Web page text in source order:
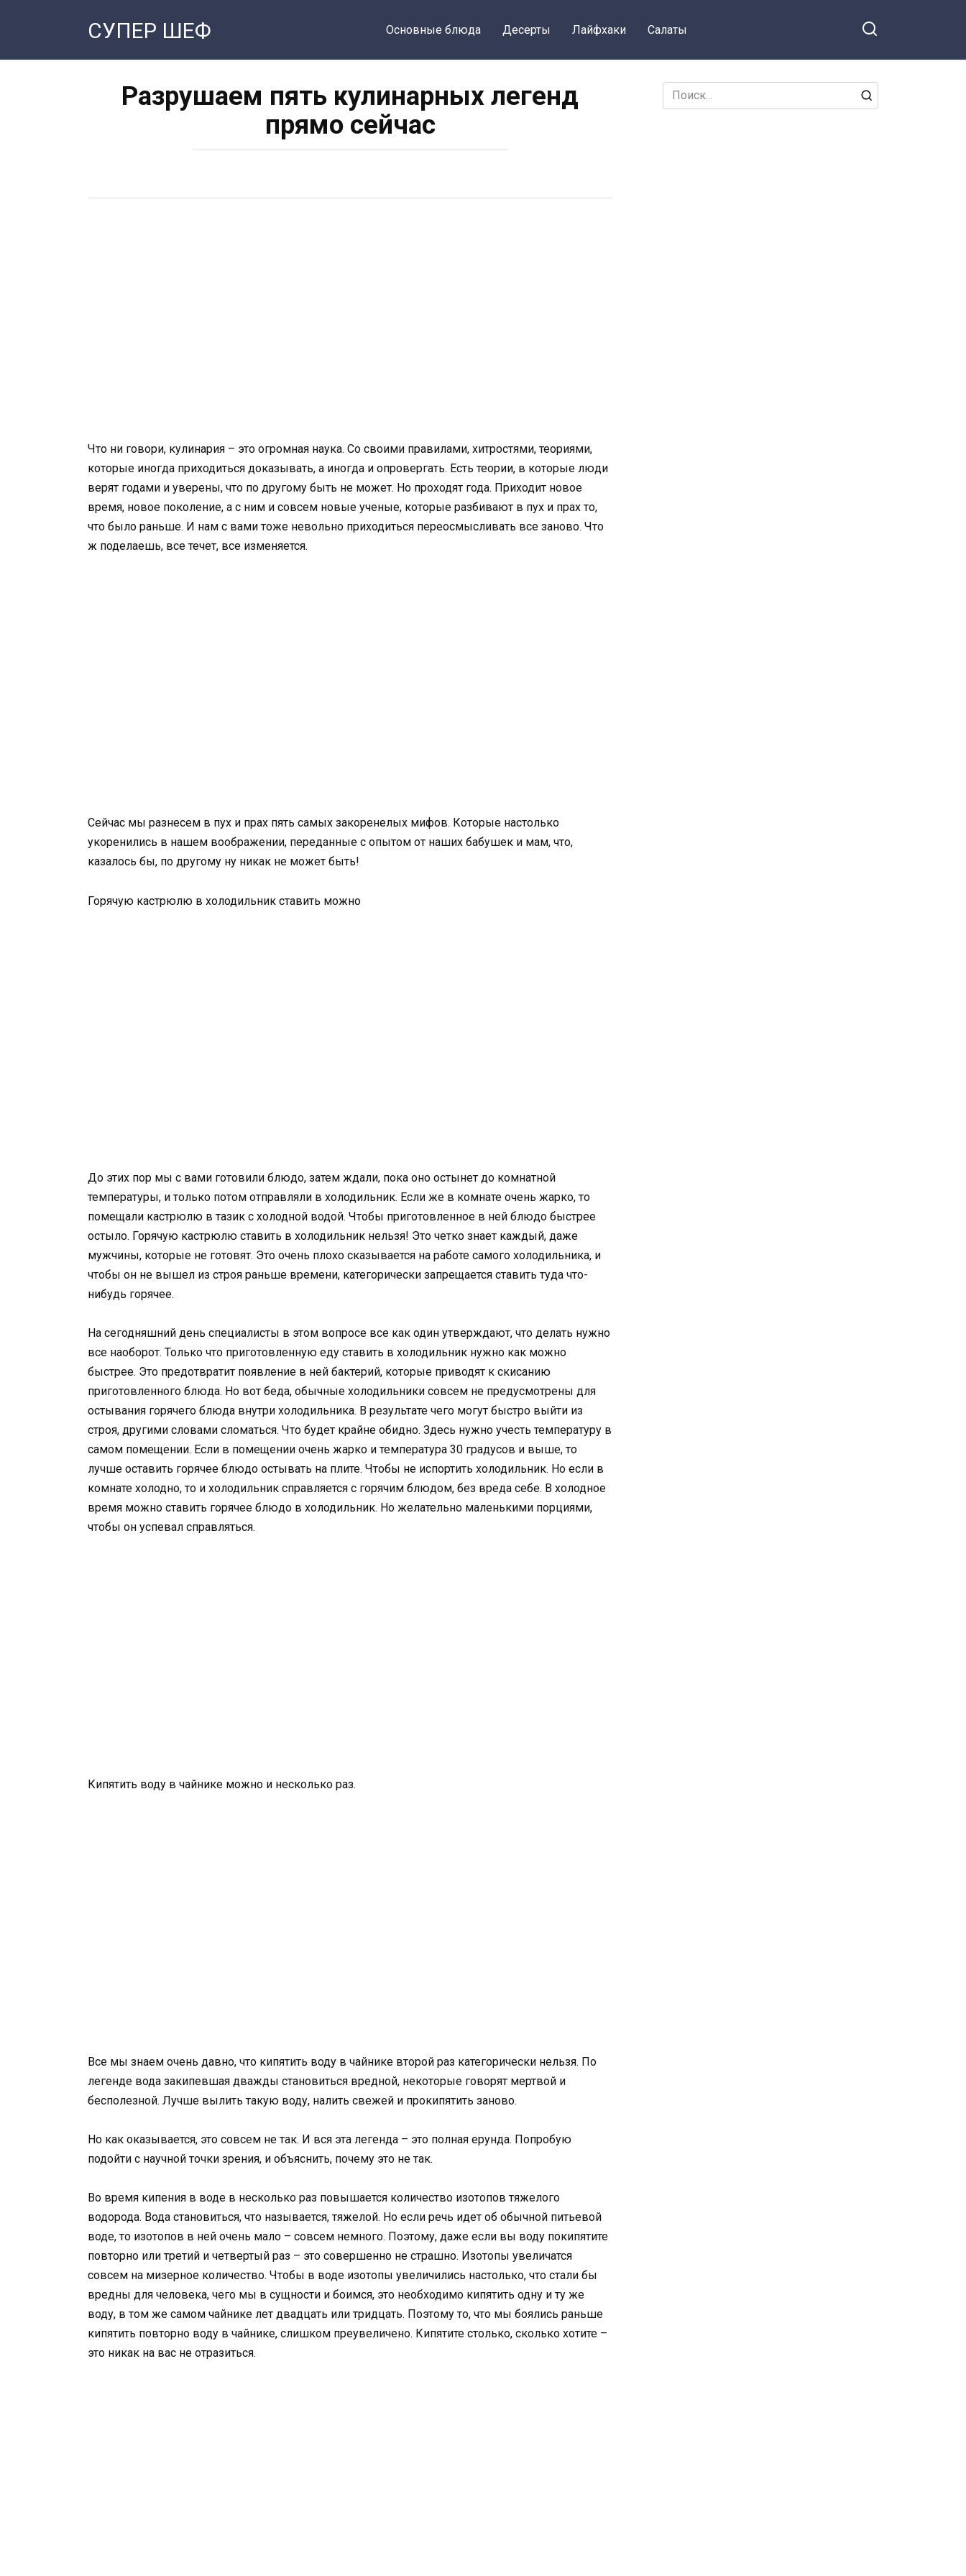
СУПЕР ШЕФ Основные блюда Десерты Лайфхаки Салаты
Разрушаем пять кулинарных легенд
прямо сейчас
Что ни говори, кулинария – это огромная наука. Со своими правилами, хитростями, теориями,
которые иногда приходиться доказывать, а иногда и опровергать. Есть теории, в которые люди
верят годами и уверены, что по другому быть не может. Но проходят года. Приходит новое
время, новое поколение, а с ним и совсем новые ученые, которые разбивают в пух и прах то,
что было раньше. И нам с вами тоже невольно приходиться переосмысливать все заново. Что
ж поделаешь, все течет, все изменяется.
Сейчас мы разнесем в пух и прах пять самых закоренелых мифов. Которые настолько
укоренились в нашем воображении, переданные с опытом от наших бабушек и мам, что,
казалось бы, по другому ну никак не может быть!
Горячую кастрюлю в холодильник ставить можно
До этих пор мы с вами готовили блюдо, затем ждали, пока оно остынет до комнатной
температуры, и только потом отправляли в холодильник. Если же в комнате очень жарко, то
помещали кастрюлю в тазик с холодной водой. Чтобы приготовленное в ней блюдо быстрее
остыло. Горячую кастрюлю ставить в холодильник нельзя! Это четко знает каждый, даже
мужчины, которые не готовят. Это очень плохо сказывается на работе самого холодильника, и
чтобы он не вышел из строя раньше времени, категорически запрещается ставить туда что-
нибудь горячее.
На сегодняшний день специалисты в этом вопросе все как один утверждают, что делать нужно
все наоборот. Только что приготовленную еду ставить в холодильник нужно как можно
быстрее. Это предотвратит появление в ней бактерий, которые приводят к скисанию
приготовленного блюда. Но вот беда, обычные холодильники совсем не предусмотрены для
остывания горячего блюда внутри холодильника. В результате чего могут быстро выйти из
строя, другими словами сломаться. Что будет крайне обидно. Здесь нужно учесть температуру в
самом помещении. Если в помещении очень жарко и температура 30 градусов и выше, то
лучше оставить горячее блюдо остывать на плите. Чтобы не испортить холодильник. Но если в
комнате холодно, то и холодильник справляется с горячим блюдом, без вреда себе. В холодное
время можно ставить горячее блюдо в холодильник. Но желательно маленькими порциями,
чтобы он успевал справляться.
Кипятить воду в чайнике можно и несколько раз.
Все мы знаем очень давно, что кипятить воду в чайнике второй раз категорически нельзя. По
легенде вода закипевшая дважды становиться вредной, некоторые говорят мертвой и
бесполезной. Лучше вылить такую воду, налить свежей и прокипятить заново.
Но как оказывается, это совсем не так. И вся эта легенда – это полная ерунда. Попробую
подойти с научной точки зрения, и объяснить, почему это не так.
Во время кипения в воде в несколько раз повышается количество изотопов тяжелого
водорода. Вода становиться, что называется, тяжелой. Но если речь идет об обычной питьевой
воде, то изотопов в ней очень мало – совсем немного. Поэтому, даже если вы воду покипятите
повторно или третий и четвертый раз – это совершенно не страшно. Изотопы увеличатся
совсем на мизерное количество. Чтобы в воде изотопы увеличились настолько, что стали бы
вредны для человека, чего мы в сущности и боимся, это необходимо кипятить одну и ту же
воду, в том же самом чайнике лет двадцать или тридцать. Поэтому то, что мы боялись раньше
кипятить повторно воду в чайнике, слишком преувеличено. Кипятите столько, сколько хотите –
это никак на вас не отразиться.
Search
for: